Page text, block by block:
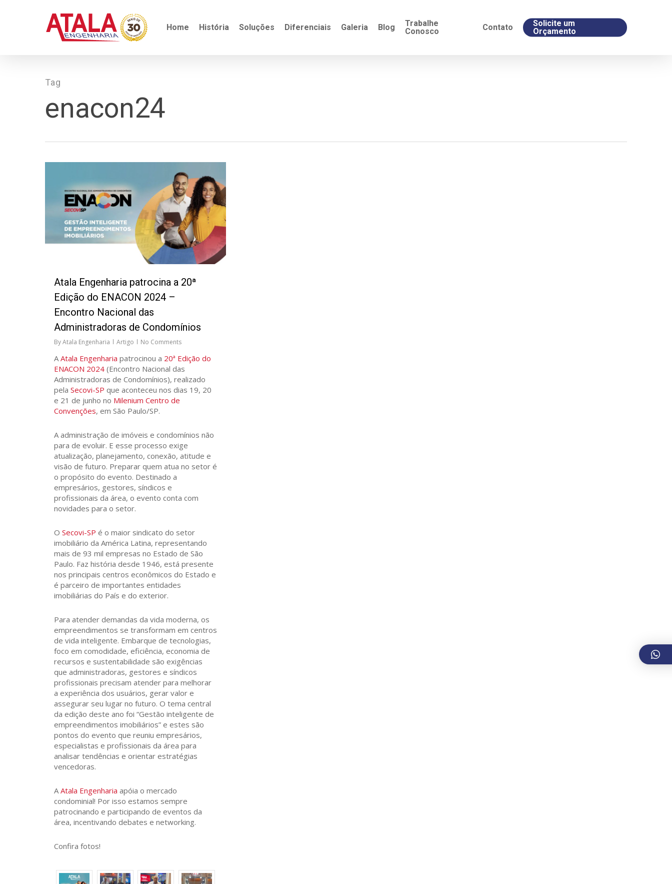
Home História Soluções Diferenciais Galeria Blog
Trabalhe
Conosco
Contato
Solicite um
Orçamento
Tag
enacon24
Atala Engenharia patrocina a 20ª
Edição do ENACON 2024 –
Encontro Nacional das
Administradoras de Condomínios
ByAtala Engenharia Artigo No Comments
A Atala Engenharia patrocinou a 20ª Edição do
ENACON 2024 (Encontro Nacional das
Administradoras de Condomínios), realizado
pela Secovi-SP que aconteceu nos dias 19, 20
e 21 de junho no Milenium Centro de
Convenções, em São Paulo/SP.
A administração de imóveis e condomínios não
para de evoluir. E esse processo exige
atualização, planejamento, conexão, atitude e
visão de futuro. Preparar quem atua no setor é
o propósito do evento. Destinado a
empresários, gestores, síndicos e
profissionais da área, o evento conta com
novidades para o setor.
O Secovi-SP é o maior sindicato do setor
imobiliário da América Latina, representando
mais de 93 mil empresas no Estado de São
Paulo. Faz história desde 1946, está presente
nos principais centros econômicos do Estado e
é parceiro de importantes entidades
imobiliárias do País e do exterior.
Para atender demandas da vida moderna, os
empreendimentos se transformam em centros
de vida inteligente. Embarque de tecnologias,
foco em comodidade, eficiência, economia de
recursos e sustentabilidade são exigências
que administradoras, gestores e síndicos
profissionais precisam atender para melhorar
a experiência dos usuários, gerar valor e
assegurar seu lugar no futuro. O tema central
da edição deste ano foi “Gestão inteligente de
empreendimentos imobiliários” e estes são
pontos do evento que reuniu empresários,
especialistas e profissionais da área para
analisar tendências e orientar estratégias
vencedoras.
A Atala Engenharia apóia o mercado
condominial! Por isso estamos sempre
patrocinando e participando de eventos da
área, incentivando debates e networking.
Confira fotos!